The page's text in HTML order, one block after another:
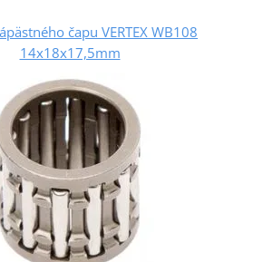
čapu VERTEX WB108
14x18x17,5mm